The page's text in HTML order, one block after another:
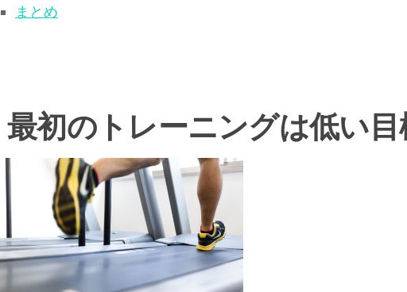
まとめ
最初のトレーニングは低い目